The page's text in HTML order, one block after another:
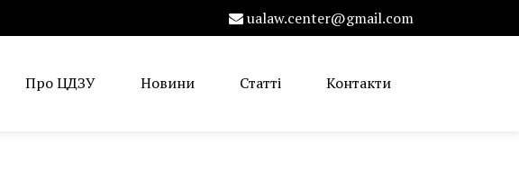
ualaw.center@gmail.com
Про ЦДЗУ Новини Статті Контакти